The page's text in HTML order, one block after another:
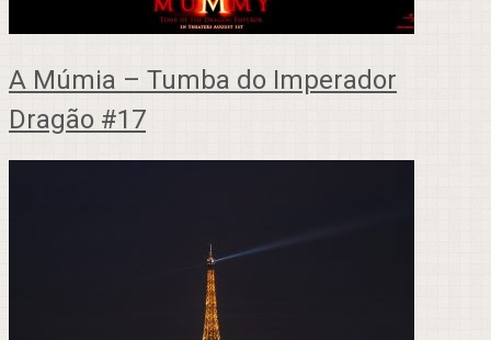
A Múmia – Tumba do Imperador
Dragão #17